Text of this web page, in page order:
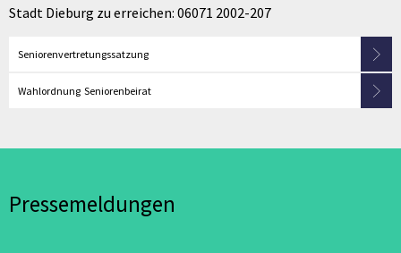
Stadt Dieburg zu erreichen: 06071 2002-207
Seniorenvertretungssatzung
Wahlordnung Seniorenbeirat
Pressemeldungen